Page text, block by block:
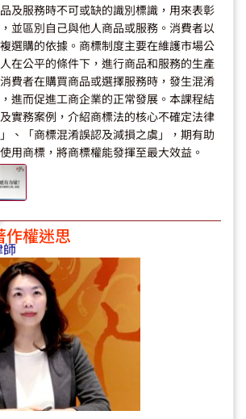
品及服務時不可或缺的識別標識，用來表彰
並區別自己與他人商品或服務。消費者以
選購的依據。商標制度主要在維護市場公
在公平的條件下，進行商品和服務的生產
費者在購買商品或選擇服務時，發生混淆
進而促進工商企業的正常發展。本課程結
實務案例，介紹商標法的核心不確定法律
、「商標混淆誤認及減損之虞」，期有助
用商標，將商標權能發揮至最大效益。
作權迷思
師